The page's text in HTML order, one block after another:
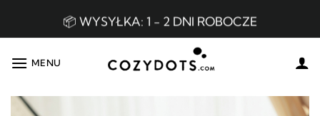
300 zł
📦 WYSYŁKA: 1 - 2 DNI ROBOCZE
MENU